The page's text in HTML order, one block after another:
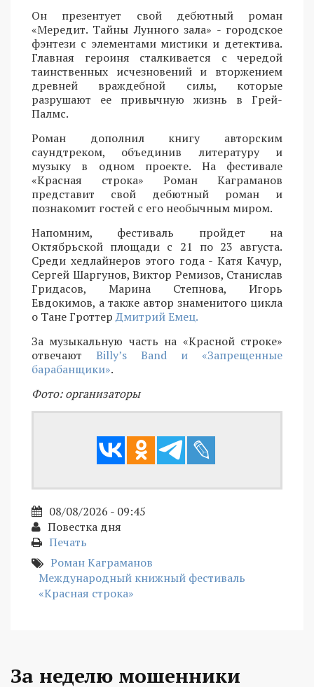
Он презентует свой дебютный роман
«Мередит. Тайны Лунного зала» - городское
фэнтези с элементами мистики и детектива.
Главная героиня сталкивается с чередой
таинственных исчезновений и вторжением
древней враждебной силы, которые
разрушают ее привычную жизнь в Грей-
Палмс.
Роман дополнил книгу авторским
саундтреком, объединив литературу и
музыку в одном проекте. На фестивале
«Красная строка» Роман Каграманов
представит свой дебютный роман и
познакомит гостей с его необычным миром.
Напомним, фестиваль пройдет на
Октябрьской площади с 21 по 23 августа.
Среди хедлайнеров этого года - Катя Качур,
Сергей Шаргунов, Виктор Ремизов, Станислав
Гридасов, Марина Степнова, Игорь
Евдокимов, а также автор знаменитого цикла
о Тане ГроттерДмитрий Емец.
За музыкальную часть на «Красной строке»
отвечают Billy’s Band и «Запрещенные
барабанщики».
Фото: организаторы
08/08/2026 - 09:45
Повестка дня
Печать
Роман Каграманов
Международный книжный фестиваль
«Красная строка»
За неделю мошенники